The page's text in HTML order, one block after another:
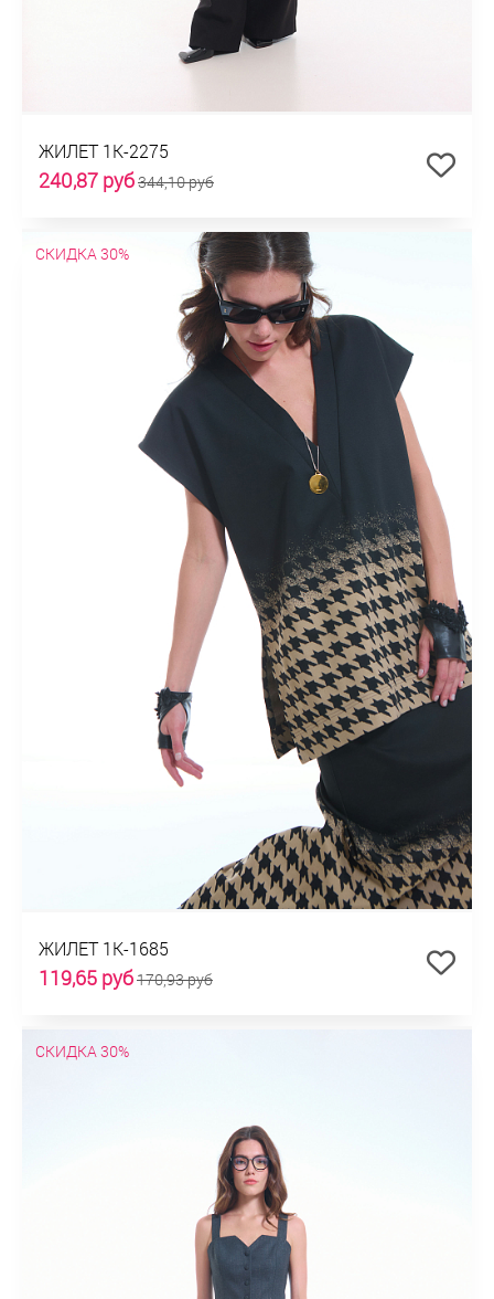
ЖИЛЕТ 1К-2275
240,87 руб344,10 руб
СКИДКА 30%
ЖИЛЕТ 1К-1685
119,65 руб170,93 руб
СКИДКА 30%